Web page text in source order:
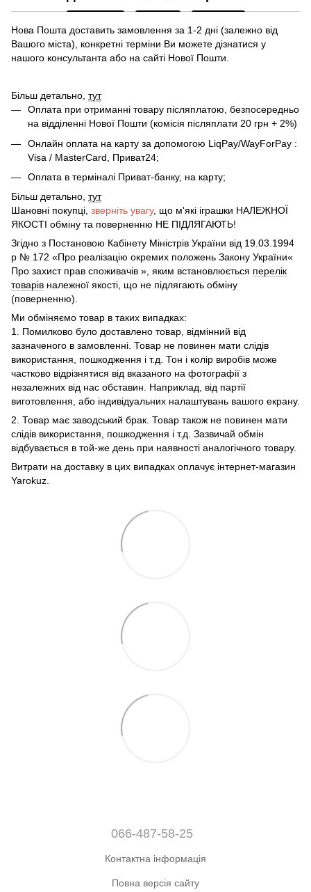
Нова Пошта доставить замовлення за 1-2 дні (залежно від
Вашого міста), конкретні терміни Ви можете дізнатися у
нашого консультанта або на сайті Нової Пошти.
Більш детально, тут
Оплата при отриманні товару післяплатою, безпосередньо
на відділенні Нової Пошти (комісія післяплати 20 грн + 2%)
Онлайн оплата на карту за допомогою LiqPay/WayForPay :
Visa / MasterCard, Приват24;
Оплата в терміналі Приват-банку, на карту;
Більш детально, тут
Шановні покупці, зверніть увагу, що м'які іграшки НАЛЕЖНОЇ
ЯКОСТІ обміну та поверненню НЕ ПІДЛЯГАЮТЬ!
Згідно з Постановою Кабінету Міністрів України від 19.03.1994
р № 172 «Про реалізацію окремих положень Закону України«
Про захист прав споживачів », яким встановлюється перелік
товарів належної якості, що не підлягають обміну
(поверненню).
Ми обміняємо товар в таких випадках:
1. Помилково було доставлено товар, відмінний від
зазначеного в замовленні. Товар не повинен мати слідів
використання, пошкодження і т.д. Тон і колір виробів може
частково відрізнятися від вказаного на фотографії з
незалежних від нас обставин. Наприклад, від партії
виготовлення, або індивідуальних налаштувань вашого екрану.
2. Товар має заводський брак. Товар також не повинен мати
слідів використання, пошкодження і т.д. Зазвичай обмін
відбувається в той-же день при наявності аналогічного товару.
Витрати на доставку в цих випадках оплачує інтернет-магазин
Yarokuz.
066-487-58-25
Контактна інформація
Повна версія сайту